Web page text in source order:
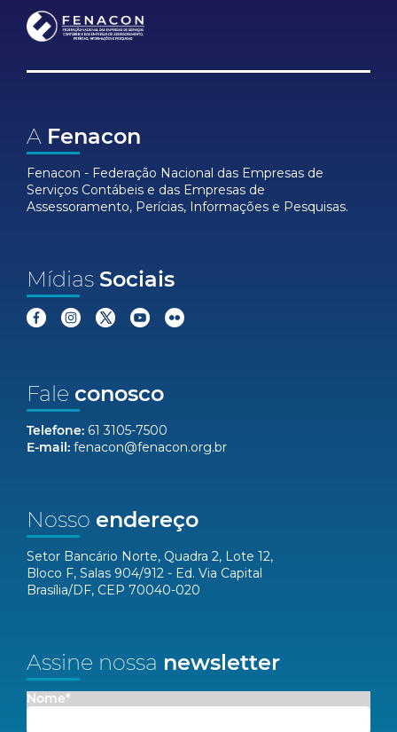
A Fenacon
Fenacon - Federação Nacional das Empresas de
Serviços Contábeis e das Empresas de
Assessoramento, Perícias, Informações e Pesquisas.
Mídias Sociais
Fale conosco
Telefone: 61 3105-7500
E-mail: fenacon@fenacon.org.br
Nosso endereço
Setor Bancário Norte, Quadra 2, Lote 12,
Bloco F, Salas 904/912 - Ed. Via Capital
Brasília/DF, CEP 70040-020
Assine nossa newsletter
Nome*